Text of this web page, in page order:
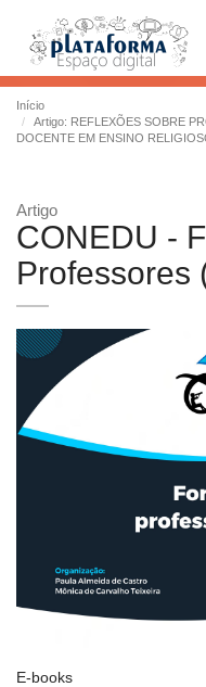
Início
Artigo: REFLEXÕES SOBRE
DOCENTE EM ENSINO
Artigo
CONEDU -
Professores
E-books